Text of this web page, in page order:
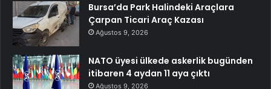
Bursa’da Park Halindeki Araçlara
Çarpan Ticari Araç Kazası
Ağustos 9, 2026
NATO üyesi ülkede askerlik bugünden
itibaren 4 aydan 11 aya çıktı
Ağustos 9, 2026